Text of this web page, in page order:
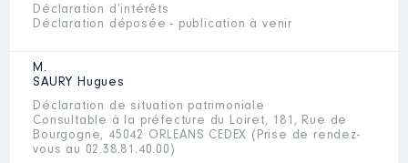
Déclaration d’intérêts
Déclaration déposée - publication à venir
M.
SAURY Hugues
Déclaration de situation patrimoniale
Consultable à la préfecture du Loiret, 181, Rue de
Bourgogne, 45042 ORLEANS CEDEX (Prise de rendez-
vous au 02.38.81.40.00)